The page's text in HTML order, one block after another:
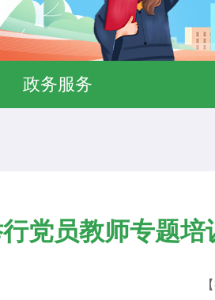
政务服务
党员教师专题培